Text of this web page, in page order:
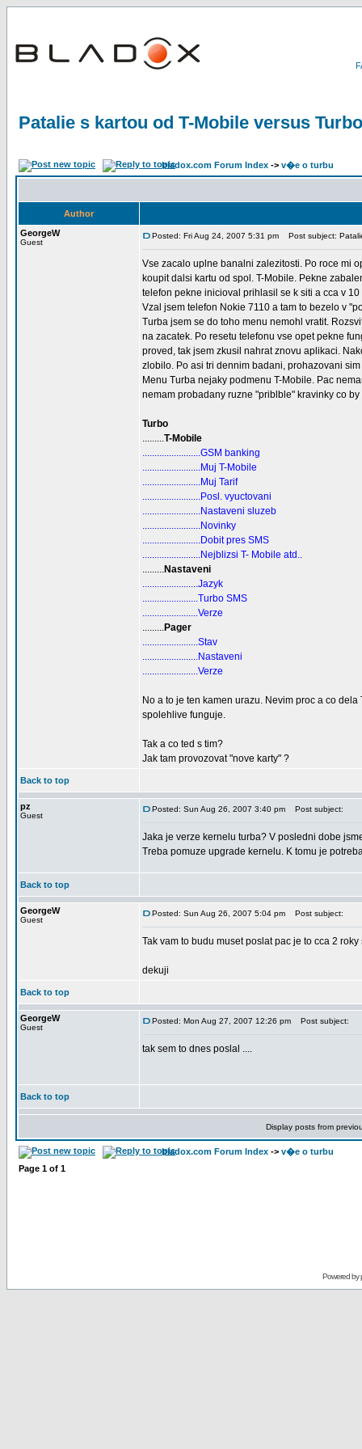
Patalie s kartou od T-Mobile versus
bladox.com Forum Index -> v�e o turbu
Author
GeorgeW
Guest
Posted: Fri Aug 24, 2007 5:31 pm Post subject:
Vse zacalo uplne banalni zalezitosti. Po roce mi
koupit dalsi kartu od spol. T-Mobile. Pekne
telefon pekne inicioval prihlasil se k siti a cca v
Vzal jsem telefon Nokie 7110 a tam to bezelo v
Turba jsem se do toho menu nemohl vratit.
na zacatek. Po resetu telefonu vse opet pekne
proved, tak jsem zkusil nahrat znovu aplikaci.
zlobilo. Po asi tri dennim badani, prohazovani
Menu Turba nejaky podmenu T-Mobile. Pac
nemam probadany ruzne "priblble" kravinky co
Turbo
.........T-Mobile
........................GSM banking
........................Muj T-Mobile
........................Muj Tarif
........................Posl. vyuctovani
........................Nastaveni sluzeb
........................Novinky
........................Dobit pres SMS
........................Nejblizsi T- Mobile atd..
.........Nastaveni
.......................Jazyk
.......................Turbo SMS
.......................Verze
.........Pager
.......................Stav
.......................Nastaveni
.......................Verze
No a to je ten kamen urazu. Nevim proc a co
spolehlive funguje.
Tak a co ted s tim?
Jak tam provozovat "nove karty" ?
Back to top
pz
Guest
Posted: Sun Aug 26, 2007 3:40 pm Post subject:
Jaka je verze kernelu turba? V posledni dobe
Treba pomuze upgrade kernelu. K tomu je
Back to top
GeorgeW
Guest
Posted: Sun Aug 26, 2007 5:04 pm Post subject:
Tak vam to budu muset poslat pac je to cca 2
dekuji
Back to top
GeorgeW
Guest
Posted: Mon Aug 27, 2007 12:26 pm Post subject:
tak sem to dnes poslal ....
Back to top
Display posts from
bladox.com Forum Index -> v�e o turbu
Page 1 of 1
Powered by